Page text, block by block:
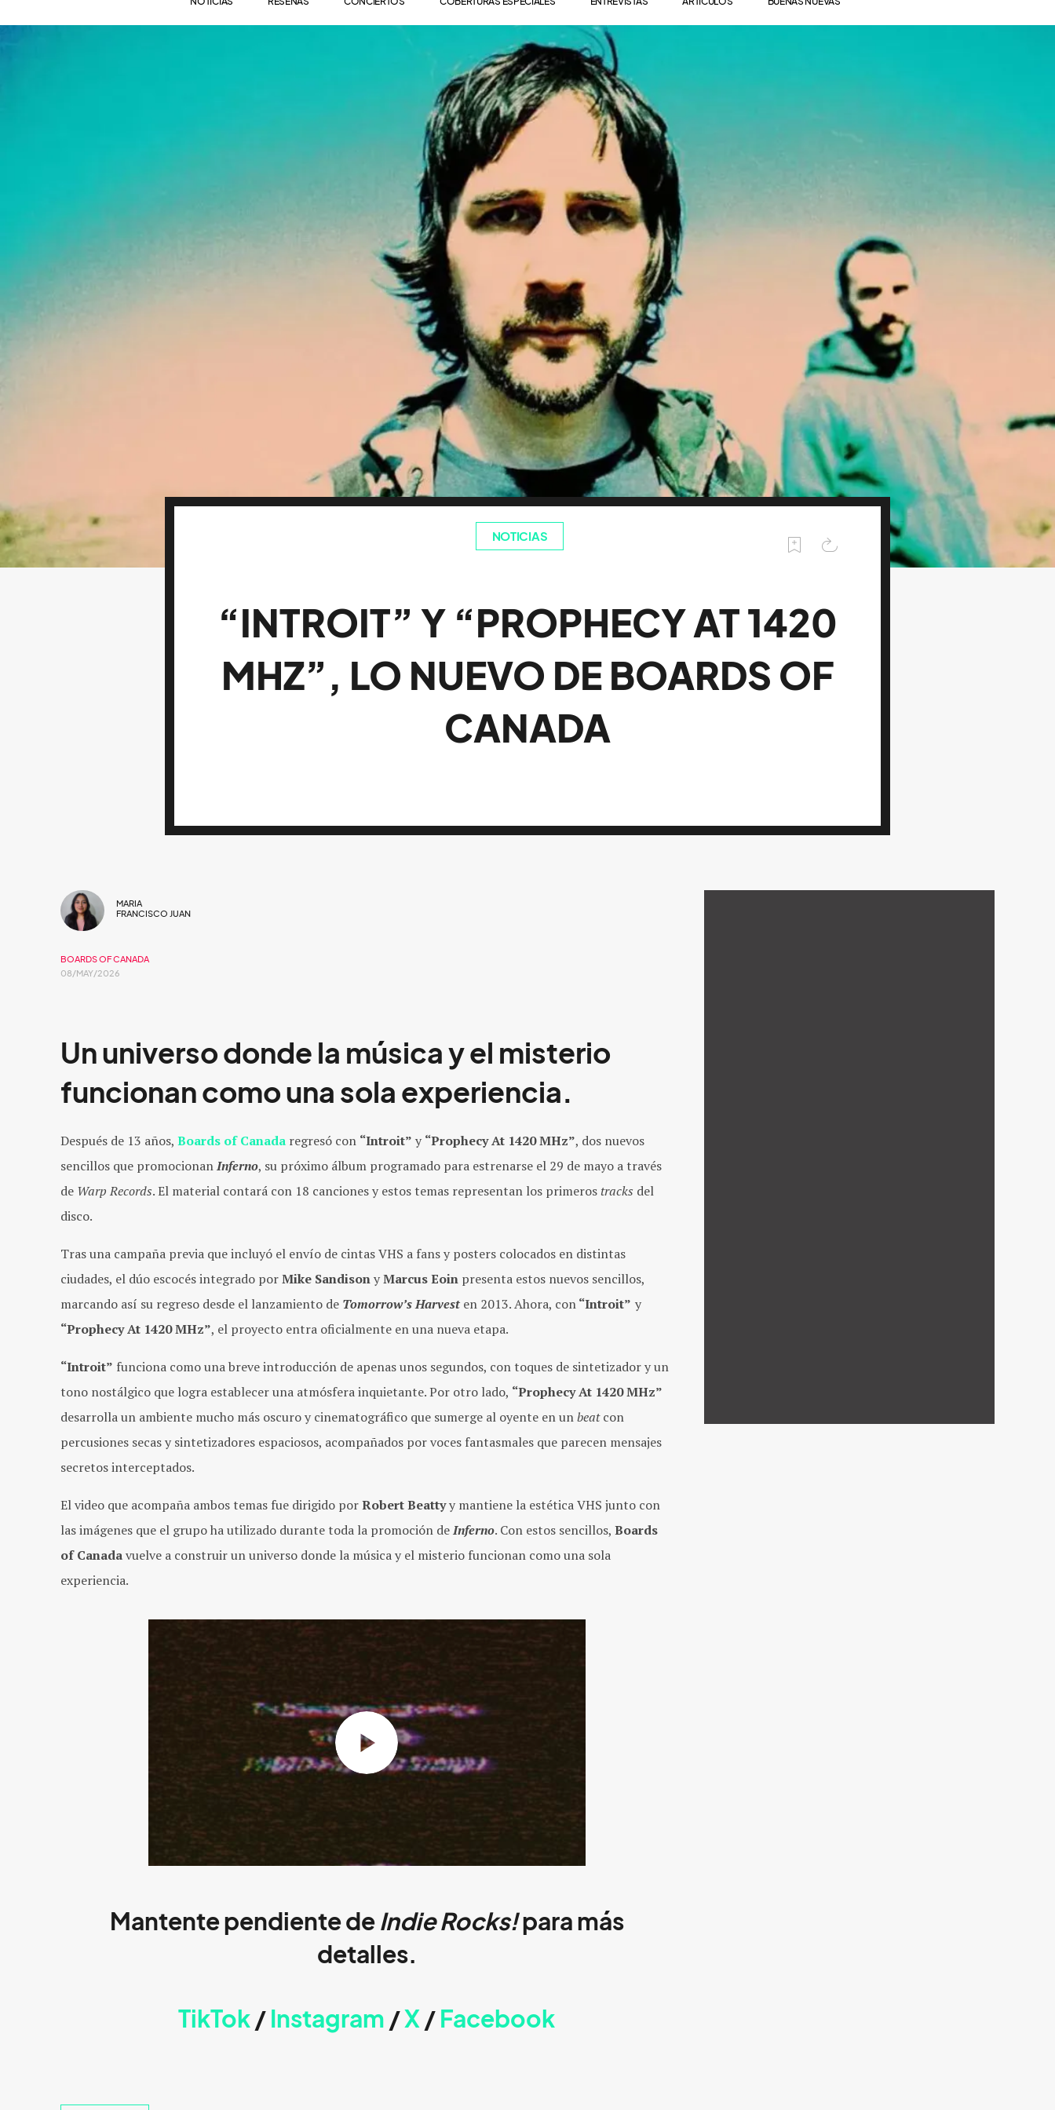
NOTICIAS
“INTROIT” Y “PROPHECY AT 1420
MHZ”, LO NUEVO DE BOARDS OF
CANADA
MARIA
FRANCISCO JUAN
BOARDS OF CANADA
08/MAY/2026
Un universo donde la música y el misterio
funcionan como una sola experiencia.
Después de 13 años, Boards of Canada regresó con “Introit” y “Prophecy At 1420 MHz”, dos nuevos
sencillos que promocionanInferno, su próximo álbum programado para estrenarse el 29 de mayo a través
de Warp Records. El material contará con 18 canciones y estos temas representan los primeros tracks del
disco.
Tras una campaña previa que incluyó el envío de cintas VHS a fans y posters colocados en distintas
ciudades, el dúo escocés integrado porMike SandisonyMarcus Eoin presenta estos nuevos sencillos,
marcando así su regreso desde el lanzamiento de Tomorrow’s Harvest en 2013. Ahora, con“Introit” y
“Prophecy At 1420 MHz”, el proyecto entra oficialmente en una nueva etapa.
“Introit” funciona como una breve introducción de apenas unos segundos, con toques de sintetizador y un
tono nostálgico que logra establecer una atmósfera inquietante. Por otro lado, “Prophecy At 1420 MHz”
desarrolla un ambiente mucho más oscuro y cinematográfico que sumerge al oyente en unbeatcon
percusiones secas y sintetizadores espaciosos, acompañados por voces fantasmales que parecen mensajes
secretos interceptados.
El video que acompaña ambos temas fue dirigido porRobert Beattyy mantiene la estética VHS junto con
las imágenes que el grupo ha utilizado durante toda la promoción deInferno. Con estos sencillos, Boards
of Canadavuelve a construir un universo donde la música y el misterio funcionan como una sola
experiencia.
Mantente pendiente deIndie Rocks!para más
detalles.
TikTok/Instagram /X/Facebook